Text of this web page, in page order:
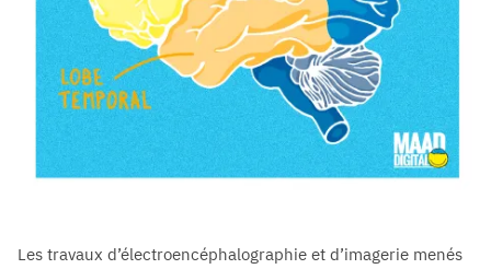
Les travaux d’électroencéphalographie et d’imagerie menés